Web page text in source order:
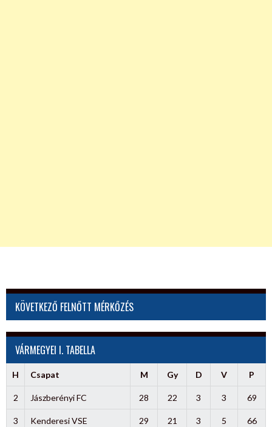
KÖVETKEZŐ FELNŐTT MÉRKŐZÉS
VÁRMEGYEI I. TABELLA
H Csapat M Gy D V P
2 Jászberényi FC 28 22 3 3 69
3 Kenderesi VSE 29 21 3 5 66